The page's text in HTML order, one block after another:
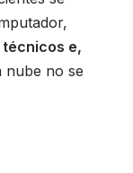
e,
nube no se